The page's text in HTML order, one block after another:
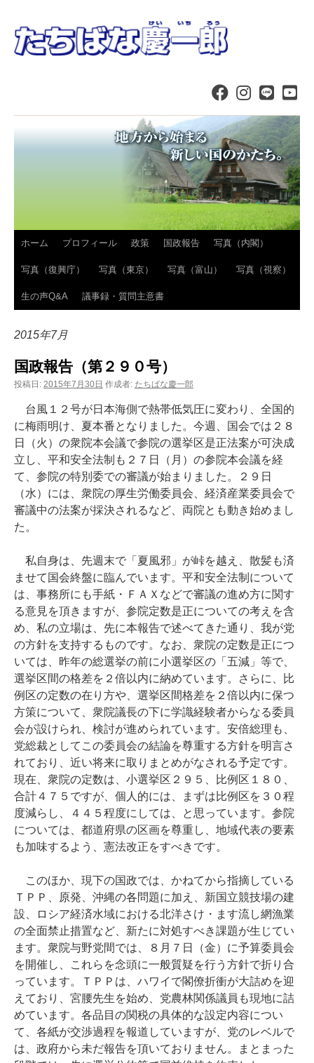
コ
ン
テ
へ
キ
ッ
プ
ホーム プロフィール 政策 国政報告 写真（内閣）
写真（復興庁） 写真（東京） 写真（富山） 写真（視察）
生の声Q&A 議事録・質問主意書
2015年7月
国政報告（第２９０号）
投稿日: 2015年7月30日 作成者: たちばな慶一郎
台風１２号が日本海側で熱帯低気圧に変わり、全国的
に梅雨明け、夏本番となりました。今週、国会では２８
日（火）の衆院本会議で参院の選挙区是正法案が可決成
立し、平和安全法制も２７日（月）の参院本会議を経
て、参院の特別委での審議が始まりました。２９日
（水）には、衆院の厚生労働委員会、経済産業委員会で
審議中の法案が採決されるなど、両院とも動き始めまし
た。
私自身は、先週末で「夏風邪」が峠を越え、散髪も済
ませて国会終盤に臨んでいます。平和安全法制について
は、事務所にも手紙・ＦＡＸなどで審議の進め方に関す
る意見を頂きますが、参院定数是正についての考えを含
め、私の立場は、先に本報告で述べてきた通り、我が党
の方針を支持するものです。なお、衆院の定数是正につ
いては、昨年の総選挙の前に小選挙区の「五減」等で、
選挙区間の格差を２倍以内に納めています。さらに、比
例区の定数の在り方や、選挙区間格差を２倍以内に保つ
方策について、衆院議長の下に学識経験者からなる委員
会が設けられ、検討が進められています。安倍総理も、
党総裁としてこの委員会の結論を尊重する方針を明言さ
れており、近い将来に取りまとめがなされる予定です。
現在、衆院の定数は、小選挙区２９５、比例区１８０、
合計４７５ですが、個人的には、まずは比例区を３０程
度減らし、４４５程度にしては、と思っています。参院
については、都道府県の区画を尊重し、地域代表の要素
も加味するよう、憲法改正をすべきです。
このほか、現下の国政では、かねてから指摘している
ＴＰＰ、原発、沖縄の各問題に加え、新国立競技場の建
設、ロシア経済水域における北洋さけ・ます流し網漁業
の全面禁止措置など、新たに対処すべき課題が生じてい
ます。衆院与野党間では、８月７日（金）に予算委員会
を開催し、これらを念頭に一般質疑を行う方針で折り合
っています。ＴＰＰは、ハワイで閣僚折衝が大詰めを迎
えており、宮腰先生を始め、党農林関係議員も現地に詰
めています。各品目の関税の具体的な設定内容につい
て、各紙が交渉過程を報道していますが、党のレベルで
は、政府から未だ報告を頂いておりません。まとまった